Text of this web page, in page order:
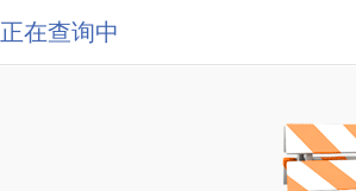
正在查询中